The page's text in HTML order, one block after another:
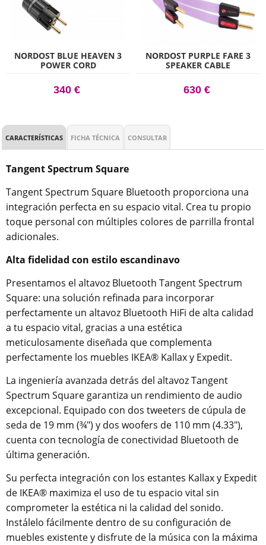
NORDOST BLUE HEAVEN 3
POWER CORD
340 €
NORDOST PURPLE FARE 3
SPEAKER CABLE
630 €
CARACTERÍSTICAS FICHA TÉCNICA CONSULTAR
Tangent Spectrum Square
Tangent Spectrum Square Bluetooth proporciona una
integración perfecta en su espacio vital. Crea tu propio
toque personal con múltiples colores de parrilla frontal
adicionales.
Alta fidelidad con estilo escandinavo
Presentamos el altavoz Bluetooth Tangent Spectrum
Square: una solución refinada para incorporar
perfectamente un altavoz Bluetooth HiFi de alta calidad
a tu espacio vital, gracias a una estética
meticulosamente diseñada que complementa
perfectamente los muebles IKEA® Kallax y Expedit.
La ingeniería avanzada detrás del altavoz Tangent
Spectrum Square garantiza un rendimiento de audio
excepcional. Equipado con dos tweeters de cúpula de
seda de 19 mm (¾") y dos woofers de 110 mm (4.33"),
cuenta con tecnología de conectividad Bluetooth de
última generación.
Su perfecta integración con los estantes Kallax y Expedit
de IKEA® maximiza el uso de tu espacio vital sin
comprometer la estética ni la calidad del sonido.
Instálelo fácilmente dentro de su configuración de
muebles existente y disfrute de la música con la máxima